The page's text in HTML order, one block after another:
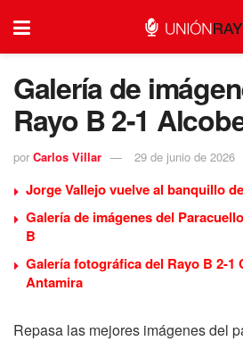
Galería de
Rayo B 2-1
por Carlos Villar 29 de junio de 2026
Jorge Vallejo vuelve al banquillo
Galería de imágenes del
B
Galería fotográfica del Rayo B 2-1
Antamira
Repasa las mejores imágenes del